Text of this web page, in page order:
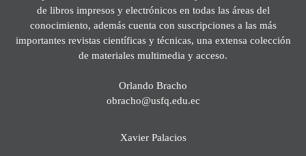
de libros impresos y electrónicos en todas las áreas del
conocimiento, además cuenta con suscripciones a las más
importantes revistas científicas y técnicas, una extensa colección
de materiales multimedia y acceso.
Orlando Bracho
obracho@usfq.edu.ec
Xavier Palacios